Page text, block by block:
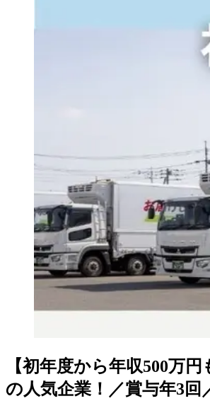
【初年度から年収500万
の人気企業！／賞与年3回